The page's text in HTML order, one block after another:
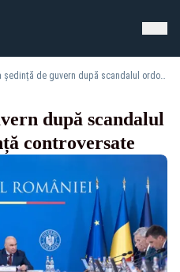
Prima ședință de guvern după scandalul ordonanței de urgență controversate
după scandalul
controversate